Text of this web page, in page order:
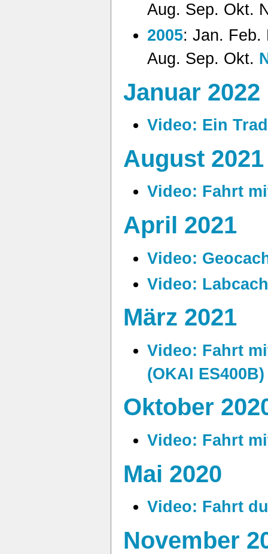
Aug. Sep. Okt.
2005: Jan. Feb.
Aug. Sep. Okt.
Januar 2022
Video: Ein
August 2021
Video: Fahrt
April 2021
Video:
Video:
März 2021
Video: Fahrt
(OKAI ES400B)
Oktober
Video: Fahrt
Mai 2020
Video: Fahrt
November